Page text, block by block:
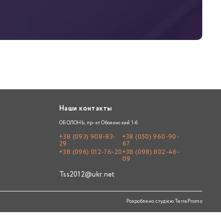
Наши контакты
ОБОЛОНЬ, пр-кт Оболонский 1-б
+38 (093) 908-83-
29
+38 (050) 960-90-
67
+38 (096) 012-76-20+38 (098) 802-46-
09
Tss2012@ukr.net
Розроблено студієюTerraPromo